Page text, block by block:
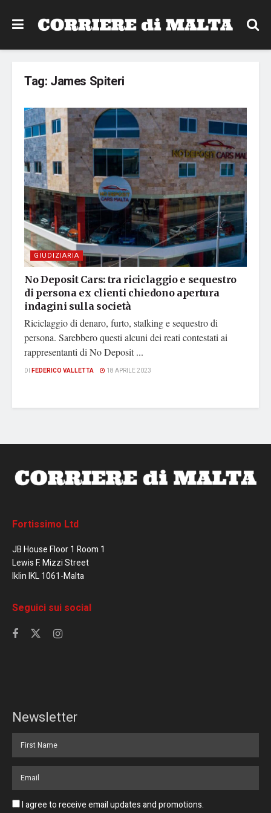
Tag: James Spiteri
GIUDIZIARIA
No Deposit Cars: tra riciclaggio e sequestro
di persona ex clienti chiedono apertura
indagini sulla società
Riciclaggio di denaro, furto, stalking e sequestro di
persona. Sarebbero questi alcuni dei reati contestati ai
rappresentanti di No Deposit ...
DI FEDERICO VALLETTA 18 APRILE 2023
Fortissimo Ltd
JB House Floor 1 Room 1
Lewis F. Mizzi Street
Iklin IKL 1061-Malta
Seguici sui social
Newsletter
I agree to receive email updates and promotions.